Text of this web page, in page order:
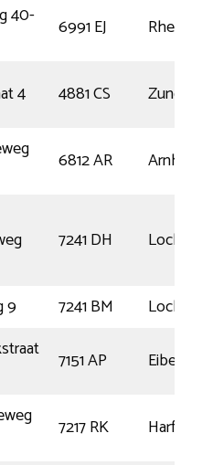
40-
6991 EJ
Rheden
4 4881 CS Zundert
6812 AR Arnhem
7241 DH Lochem
9 7241 BM
Lochem
7151 AP
7217 RK Harfsen